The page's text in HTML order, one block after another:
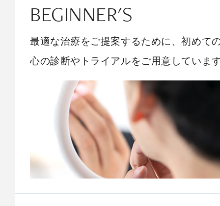
BEGINNER'S
最適な治療をご提案するために、初めて
心の診断やトライアルをご用意していま